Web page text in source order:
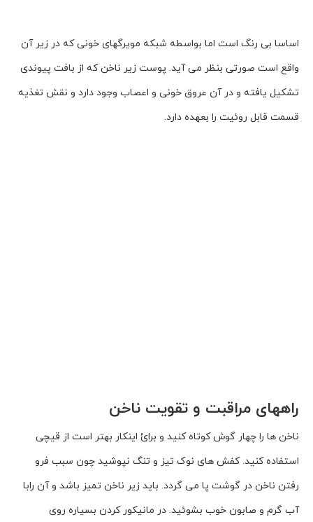
اساسا بی رنگ است اما بواسطه شبکه مویرگهای خونی که در زیر آن
واقع است صورتی بنظر می آید. پوست زیر ناخن که از بافت پیوندی
تشکیل یافته و در آن عروق خونی و اعصاب وجود دارد و نقش تغذیه
قسمت قابل روئیت را بعهده دارد.
راههای مراقبت و تقویت ناخن
ناخن ها را چهار گوش کوتاه کنید و برائ اینکار بهتر است از قیچی
استفاده کنید. کفش های نوک تیز و تنگ نپوشید چون سبب فرو
رفتن ناخن در گوشت پا می گردد. باید زیر ناخن تمیز باشد و آن رابا
آب گرم و صابون خوب بشوئید. در مانیکور کردن بسیاره روی